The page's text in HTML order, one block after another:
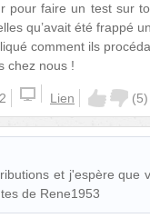
pour faire un test sur
qu’avait été frappé
comment ils
chez nous !
Lien (5)
et j'espère que
de Rene1953